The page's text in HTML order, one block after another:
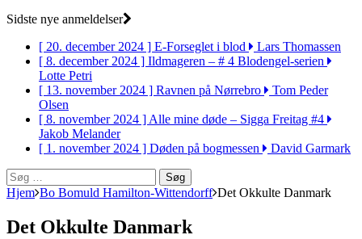
Sidste nye anmeldelser
[ 20. december 2024 ] E-Forseglet i blod
Lars Thomassen
[ 8. december 2024 ] Ildmageren – # 4 Blodengel-serien
Lotte Petri
[ 13. november 2024 ] Ravnen på Nørrebro
Tom Peder
Olsen
[ 8. november 2024 ]Alle mine døde – Sigga Freitag #4
Jakob Melander
[ 1. november 2024 ] Døden på bogmessen
David Garmark
Søg
efter:
Hjem Bo Bomuld Hamilton-Wittendorff Det Okkulte Danmark
Det Okkulte Danmark